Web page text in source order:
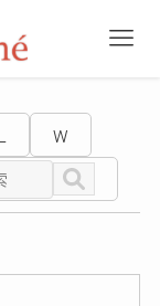
W